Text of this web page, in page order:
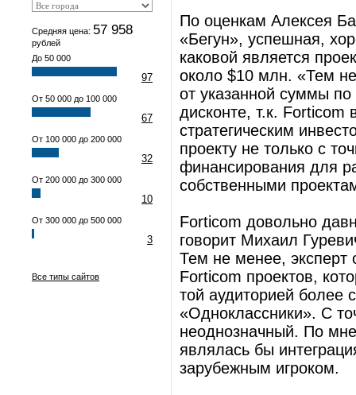
Средняя цена: 57 958
рублей
До 50 000
97
От 50 000 до 100 000
67
От 100 000 до 200 000
32
От 200 000 до 300 000
10
От 300 000 до 500 000
3
Все типы сайтов
По оценкам Алексея
«Бегун», успешная,
каковой является
около $10 млн. «Тем
от указанной суммы
дисконте, т.к. Forticom
стратегическим
проекту не только с
финансирования для
собственными
Forticom довольно
говорит Михаил
Тем не менее, эксперт
Forticom проектов,
той аудиторией более
«Одноклассники». С
неоднозначный. По
являлась бы
зарубежным игроком.